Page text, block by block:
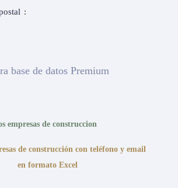
base de datos Premium
de construcción con teléfono y email
en formato Excel